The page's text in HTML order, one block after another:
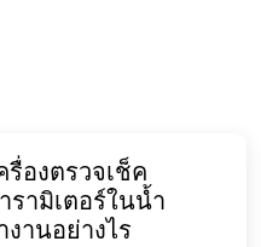
องตรวจเช็ค
ามิเตอร์ในน้ำ
านอย่างไร